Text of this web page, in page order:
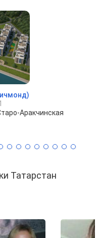
Аракчинская
Татарстан